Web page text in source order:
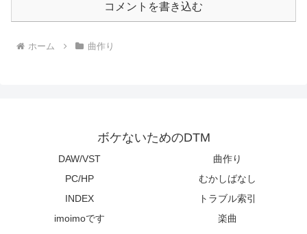
コメントを書き込む
ホーム 曲作り
ボケないためのDTM
DAW/VST
曲作り
PC/HP
むかしばなし
INDEX
トラブル索引
imoimoです
楽曲